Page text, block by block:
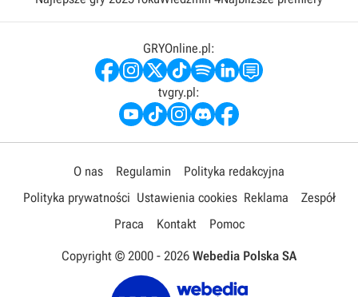
GRYOnline.pl:
tvgry.pl:
O nas Regulamin
Polityka redakcyjna
Polityka prywatności Ustawienia cookies Reklama
Zespół
Praca
Kontakt Pomoc
Copyright © 2000 - 2026 Webedia Polska SA